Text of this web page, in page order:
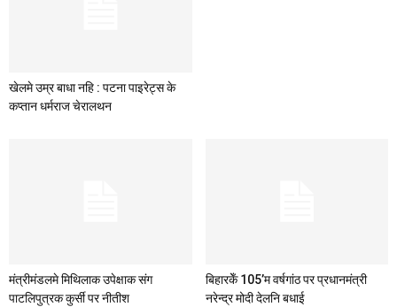
खेलमे उम्र बाधा नहि : पटना पाइरेट्स के
कप्तान धर्मराज चेरालथन
मंत्रीमंडलमे मिथिलाक उपेक्षाक संग
पाटलिपुत्रक कुर्सी पर नीतीश
बिहारकेँ 105’म वर्षगांठ पर प्रधानमंत्री
नरेन्द्र मोदी देलनि बधाई